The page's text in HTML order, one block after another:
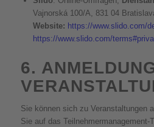
Vajnorská 100/A, 831 04
Website: https://www.slido.com/
https://www.slido.com/
6.
Sie können sich zu Veranstaltungen
Sie auf das Teilnehmermanagement-